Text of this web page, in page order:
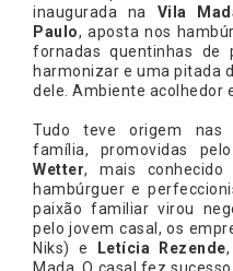
inaugurada na Vila
Paulo, aposta nos
fornadas quentinhas de
harmonizar e uma pitada
dele. Ambiente acolhedor
Tudo teve origem nas
família, promovidas
Wetter, mais
hambúrguer e
paixão familiar virou
pelo jovem casal, os
Niks) e
Letícia Rezende